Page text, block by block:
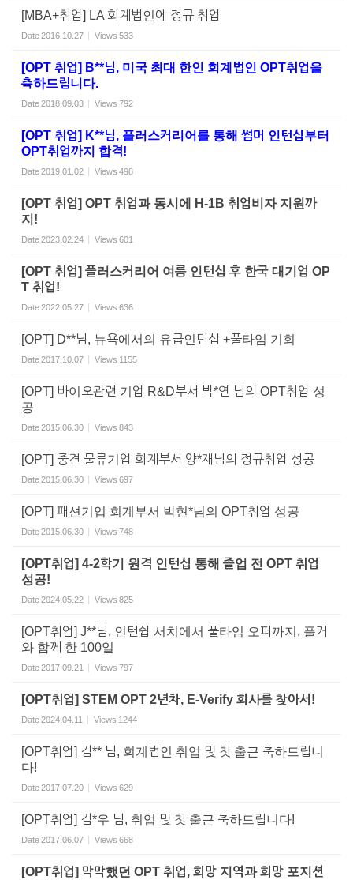
[MBA+취업] LA 회계법인에 정규 취업
Date2016.10.27 Views 533
[OPT 취업] B**님, 미국 최대 한인 회계법인 OPT취업을
축하드립니다.
Date2018.09.03 Views 792
[OPT 취업] K**님, 플러스커리어를 통해 썸머 인턴십부터
OPT취업까지 합격!
Date2019.01.02 Views 498
[OPT 취업] OPT 취업과 동시에 H-1B 취업비자 지원까
지!
Date2023.02.24 Views 601
[OPT 취업] 플러스커리어 여름 인턴십 후 한국 대기업 OP
T 취업!
Date2022.05.27 Views 636
[OPT] D**님, 뉴욕에서의 유급인턴십 +풀타임 기회
Date2017.10.07 Views 1155
[OPT] 바이오관련 기업 R&D부서 박*연 님의 OPT취업 성
공
Date2015.06.30 Views 843
[OPT] 중견 물류기업 회계부서 양*재님의 정규취업 성공
Date2015.06.30 Views 697
[OPT] 패션기업 회계부서 박현*님의 OPT취업 성공
Date2015.06.30 Views 748
[OPT취업] 4-2학기 원격 인턴십 통해 졸업 전 OPT 취업
성공!
Date2024.05.22 Views 825
[OPT취업] J**님, 인턴쉽 서치에서 풀타임 오퍼까지, 플커
와 함께 한 100일
Date2017.09.21 Views 797
[OPT취업] STEM OPT 2년차, E-Verify 회사를 찾아서!
Date2024.04.11 Views 1244
[OPT취업] 김** 님, 회계법인 취업 및 첫 출근 축하드립니
다!
Date2017.07.20 Views 629
[OPT취업] 김*우 님, 취업 및 첫 출근 축하드립니다!
Date2017.06.07 Views 668
[OPT취업] 막막했던 OPT 취업, 희망 지역과 희망 포지션